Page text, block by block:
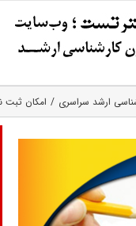
ارشد سراسری امکان ثبت